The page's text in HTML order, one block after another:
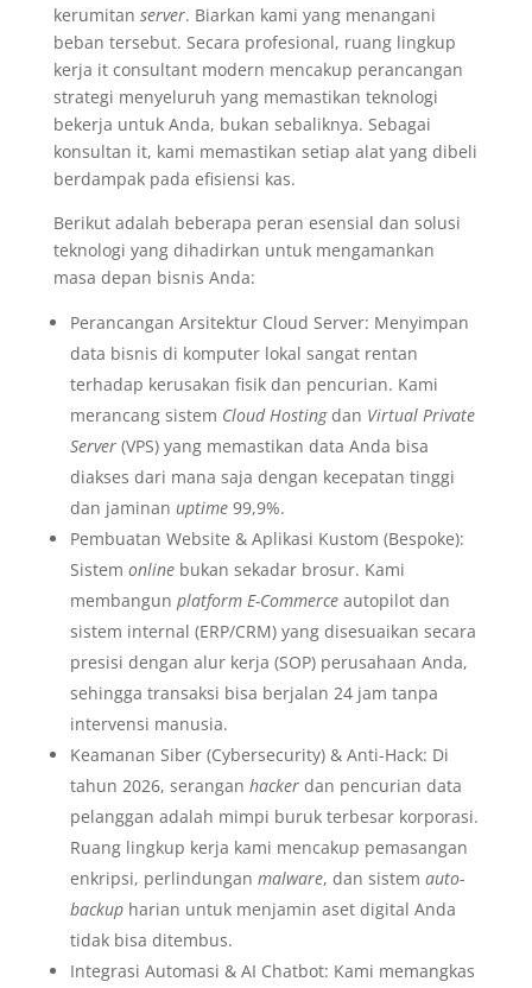
kerumitan server. Biarkan kami yang menangani
beban tersebut. Secara profesional, ruang lingkup
kerja it consultant modern mencakup perancangan
strategi menyeluruh yang memastikan teknologi
bekerja untuk Anda, bukan sebaliknya. Sebagai
konsultan it, kami memastikan setiap alat yang dibeli
berdampak pada efisiensi kas.
Berikut adalah beberapa peran esensial dan solusi
teknologi yang dihadirkan untuk mengamankan
masa depan bisnis Anda:
Perancangan Arsitektur Cloud Server: Menyimpan
data bisnis di komputer lokal sangat rentan
terhadap kerusakan fisik dan pencurian. Kami
merancang sistem Cloud Hostingdan Virtual Private
Server(VPS) yang memastikan data Anda bisa
diakses dari mana saja dengan kecepatan tinggi
dan jaminan uptime99,9%.
Pembuatan Website & Aplikasi Kustom (Bespoke):
Sistem onlinebukan sekadar brosur. Kami
membangun platform E-Commerceautopilot dan
sistem internal (ERP/CRM) yang disesuaikan secara
presisi dengan alur kerja (SOP) perusahaan Anda,
sehingga transaksi bisa berjalan 24 jam tanpa
intervensi manusia.
Keamanan Siber (Cybersecurity) & Anti-Hack: Di
tahun 2026, serangan hackerdan pencurian data
pelanggan adalah mimpi buruk terbesar korporasi.
Ruang lingkup kerja kami mencakup pemasangan
enkripsi, perlindungan malware, dan sistem auto-
backupharian untuk menjamin aset digital Anda
tidak bisa ditembus.
Integrasi Automasi & AI Chatbot: Kami memangkas